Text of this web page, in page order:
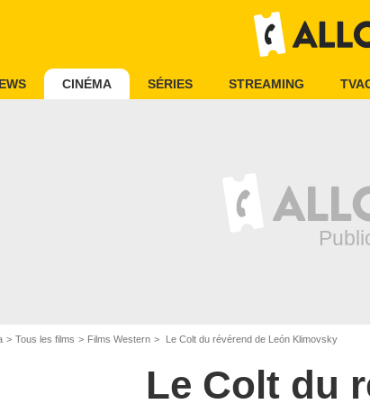
CINÉMA SÉRIES STREAMING
Tous les films Films Western Le Colt du révérend de León Klimovsky
Le Colt du